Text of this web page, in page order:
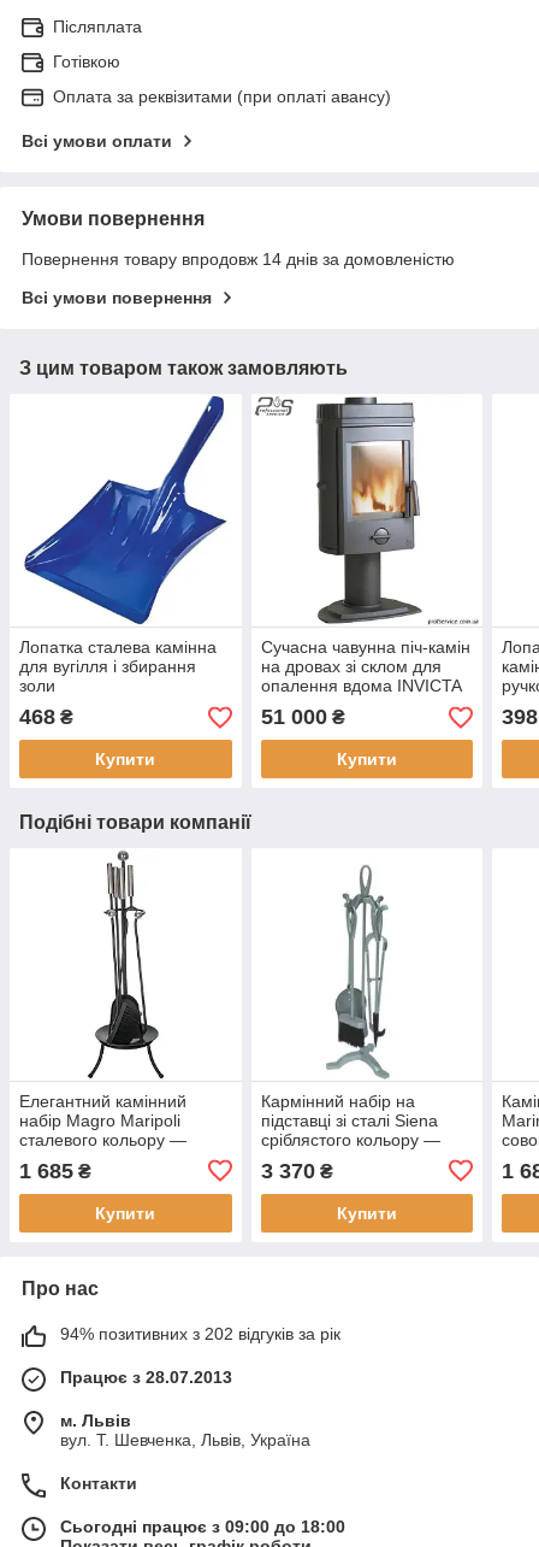
Післяплата
Готівкою
Оплата за реквізитами (при оплаті авансу)
Всі умови оплати
Умови повернення
Повернення товару впродовж 14 днів за домовленістю
Всі умови повернення
З цим товаром також замовляють
Лопатка сталева камінна
для вугілля і збирання
золи
468 ₴
Купити
Сучасна чавунна піч-камін
на дровах зі склом для
опалення вдома INVICTA
MESNIL антрацит — 8 кВт
51 000₴
Купити
398
Подібні товари компанії
Елегантний камінний
набір Magro Maripoli
сталевого кольору —
корчга
1 685 ₴
Купити
Кармінний набір на
підставці зі сталі Siena
сріблястого кольору —
корчерга
3 370₴
Купити
1
Про нас
94% позитивних з 202 відгуків за рік
Працює з 28.07.2013
м. Львів
вул. Т. Шевченка, Львів, Україна
Контакти
Сьогодні працює з 09:00 до 18:00